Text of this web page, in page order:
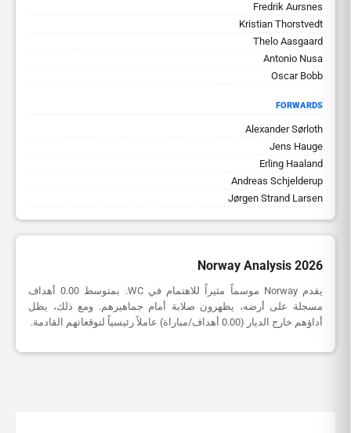
Fredrik Aursnes
Kristian Thorstvedt
Thelo Aasgaard
Antonio Nusa
Oscar Bobb
FORWARDS
Alexander Sørloth
Jens Hauge
Erling Haaland
Andreas Schjelderup
Jørgen Strand Larsen
Norway Analysis 2026
يقدم Norway موسماً مثيراً للاهتمام في WC. بمتوسط 0.00 أهداف
مسجلة على أرضه، يظهرون صلابة أمام جماهيرهم. ومع ذلك، يظل
أداؤهم خارج الديار (0.00 أهداف/مباراة) عاملاً رئيسياً لتوقعاتهم القادمة.